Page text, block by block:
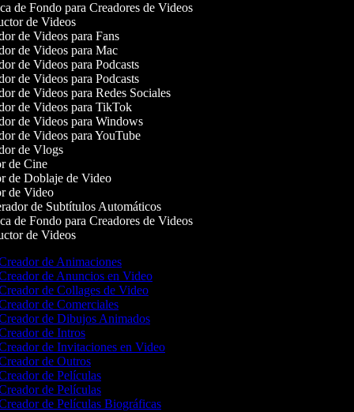
de Fondo para Creadores de Videos
de Videos
de Videos para Fans
de Videos para Mac
de Videos para Podcasts
de Videos para Podcasts
de Videos para Redes Sociales
de Videos para TikTok
de Videos para Windows
de Videos para YouTube
de Vlogs
de Cine
de Doblaje de Video
de Video
de Subtítulos Automáticos
de Fondo para Creadores de Videos
de Videos
de Animaciones
de Anuncios en Video
de Collages de Video
de Comerciales
de Dibujos Animados
de Intros
de Invitaciones en Video
de Outros
de Películas
de Películas
de Películas Biográficas